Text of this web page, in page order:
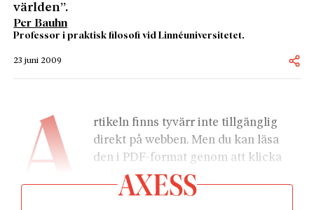
världen”.
Per Bauhn
Professor i praktisk filosofi vid Linnéuniversitetet.
23 juni 2009
A
rtikeln finns tyvärr inte tillgänglig
direkt på webben. Men du kan läsa
den i PDF-format genom att klicka
nedan.